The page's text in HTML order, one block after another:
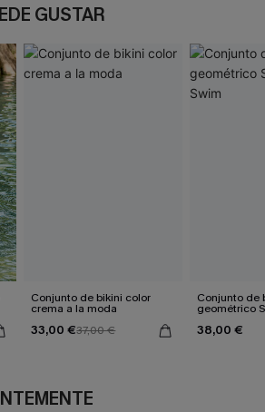
GUSTAR
Conjunto de bikini color
crema a la moda
33,00 €37,00 €
Conjunto de
geométrico
38,00 €